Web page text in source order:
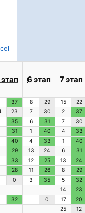
6 этап 7 этап
37 8 29 15 22
23 7 30 2 37
35 6 31 7 30
31 1 40 4 33
40 4 33 1 40
29 13 24 6 31
33 12 25 13 24
28 11 26 8 29
0 3 35 5 32
14 23
32 0 17 20
25 12